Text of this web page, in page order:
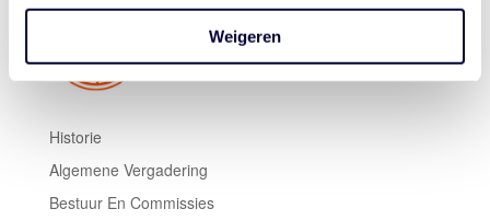
Weigeren
Historie
Algemene Vergadering
Bestuur En Commissies